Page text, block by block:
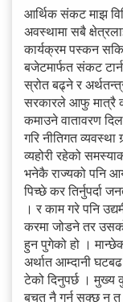
आर्थिक संकट माझ
अवस्थामा सबै
कार्यक्रम पस्कन
बजेटमार्फत संकट
स्रोत बढ्ने र
सरकारले आफु मात्रै
कमाउने वातावरण
गरि नीतिगत
व्यहोरी रहेको
भनेकै राज्यको पनि
पिच्छे कर तिर्नुपर्दा
। र काम गरे पनि
करमा जोडने तर
हुन पुगेको हो ।
अर्थात आम्दानी
टेको दिनुपर्छ । मुख्य
बचत नै गर्न सक्छ न